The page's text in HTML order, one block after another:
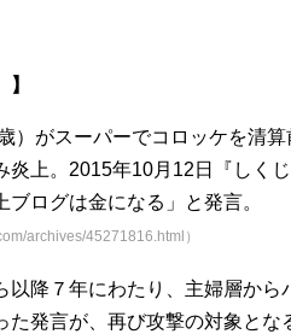
）がスーパーでコロッケを清
上。2015年10月12日『しく
ブログは金になる」と発言。
archives/45271816.html）
降７年にわたり、主婦層から
発言が、再び攻撃の対象とな